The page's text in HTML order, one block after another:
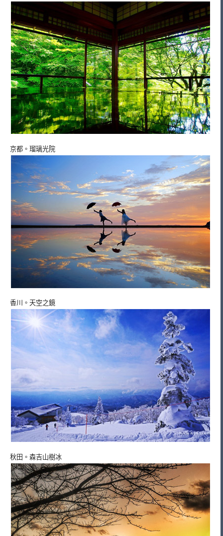
京都。瑠璃光院
香川。天空之鏡
秋田。森吉山樹冰